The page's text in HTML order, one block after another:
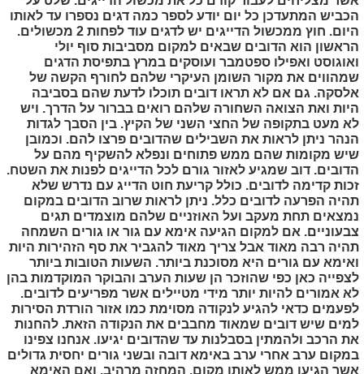
הכביש המתעדכן כל יום יודע לספר כמה דגים נספרו עד לאותו
היום. חוץ ממכשול הדייגים יש לדגים עוד לפחות 2 מכשולים.
הראשון הוא הדובים שבאים למקום מסביבות סוף יולי
ואוגוסט ואפילו ספטמבר ועוסקים במרץ בתפיסת הדגים
שמהווים את מקור השומן העיקרי שלהם לחורף הקשה של
אלסקה. גם אם לא תראו דובים תוכלו לדעת שהם בסביבה
היות ואת הצואה השחורה שלהם רואים בברור על הדרך. ויש
לא מעט בתקופה של החצי השני של הקיץ. בין הסבך לגדות
הנהר ניתן לראות את השבילים שהדובים פרצו להם. וכמובן
שיש מקומות שהם ממש פתוחים ונפלא להשקיף מהם על
הדובים. דוב שמגיע לאזור גורם לכל הדייגים לפנות את השטח.
זכות קדימה לדובים. כולל קריעת חוט הדייג עם נדרש שלא
תהיה הפרעה לדובים כלל. ניתן לראות שרוב הדובים במקום
נמצאים תחת מעקב ועל האוזניים שלהם מוצמדים תגים
צבעוניים. אם למקום הגיעה אימא עם גור או גורים השמחה
תהיה רבה מאוד אבל צריך מאוד להגביר את סף הזהירות היות
ואימא עם גורים היא מסוכנת ביותר. השעות הטובות ביותר
לצפייה כאן כפי שהוזכר הן שעות הערב והבוקר המוקדמות בהן
לא אמורים להיות יותר מידי מטיילים אשר מפריעים לדובים.
לפעמים כדאי להגיע לנקודה מסוימת כמו אזור הורדת הסירות
למים שיש דובים שמאוד מחבבים את הנקודה הזאת. להחנות
את הרכב ולהמתין בסבלנות עד שהדובים יגיעו. אנחנו צפינו
במקום ערב אחרי ערב באימא דובה ובשני גורים יחסית גדולים
אשר הגיעו ממש לאותו מקום. המחזה מרהיב. ואם האימא